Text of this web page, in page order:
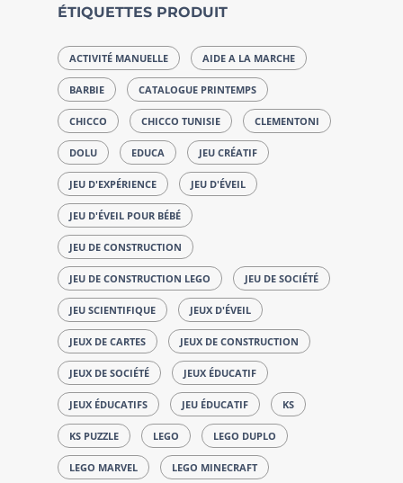
ÉTIQUETTES PRODUIT
ACTIVITÉ MANUELLE AIDE A LA MARCHE
BARBIE CATALOGUE PRINTEMPS
CHICCO CHICCO TUNISIE CLEMENTONI
DOLU EDUCA JEU CRÉATIF
JEU D'EXPÉRIENCE JEU D'ÉVEIL
JEU D'ÉVEIL POUR BÉBÉ
JEU DE CONSTRUCTION
JEU DE CONSTRUCTION LEGO JEU DE SOCIÉTÉ
JEU SCIENTIFIQUE JEUX D'ÉVEIL
JEUX DE CARTES JEUX DE CONSTRUCTION
JEUX DE SOCIÉTÉ JEUX ÉDUCATIF
JEUX ÉDUCATIFS JEU ÉDUCATIF KS
KS PUZZLE LEGO LEGO DUPLO
LEGO MARVEL LEGO MINECRAFT